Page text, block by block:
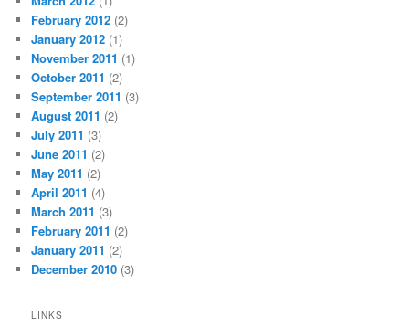
February 2012 (2)
January 2012 (1)
November 2011 (1)
October 2011 (2)
September 2011 (3)
August 2011 (2)
July 2011 (3)
June 2011 (2)
May 2011 (2)
April 2011 (4)
March 2011 (3)
February 2011 (2)
January 2011 (2)
December 2010 (3)
LINKS